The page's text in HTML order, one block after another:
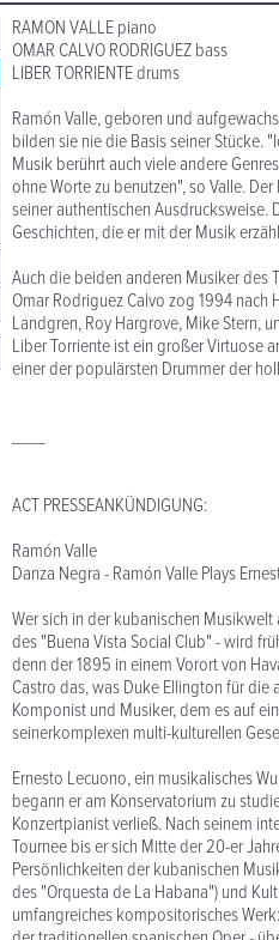
RAMON VALLE piano
OMAR CALVO RODRIGUEZ bass
LIBER TORRIENTE drums
Ramón Valle, geboren und
bilden sie nie die Basis seiner Stücke.
Musik berührt auch viele andere
ohne Worte zu benutzen", so Valle.
seiner authentischen Ausdrucksweise.
Geschichten, die er mit der Musik
Auch die beiden anderen Musiker des
Omar Rodriguez Calvo zog 1994 nach
Landgren, Roy Hargrove, Mike Stern,
Liber Torriente ist ein großer Virtuose
einer der populärsten Drummer der
____
ACT PRESSEANKÜNDIGUNG:
Ramón Valle
Danza Negra - Ramón Valle Plays
Wer sich in der kubanischen
des "Buena Vista Social Club" - wird
denn der 1895 in einem Vorort von
Castro das, was Duke Ellington für
Komponist und Musiker, dem es auf
seinerkomplexen multi-kulturellen
Ernesto Lecuono, ein musikalisches
begann er am Konservatorium zu
Konzertpianist verließ. Nach seinem
Tournee bis er sich Mitte der 20-er
Persönlichkeiten der kubanischen
des "Orquesta de La Habana") und
umfangreiches kompositorisches